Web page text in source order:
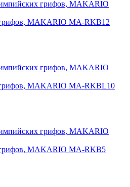
MAKARIO MA-RKB12
MAKARIO MA-RKBL10
MAKARIO MA-RKB5